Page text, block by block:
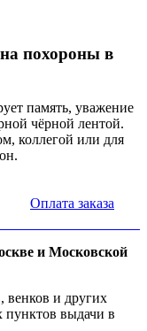
похороны в
память, уважение
чёрной лентой.
коллегой или для
Оплата заказа
и Московской
венков и других
пунктов выдачи в